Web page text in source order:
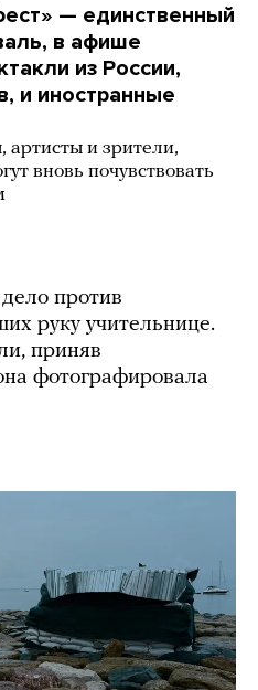
— единственный
в афише
из России,
и иностранные
артисты и зрители,
вновь почувствовать
против
руку учительнице.
приняв
фотографировала